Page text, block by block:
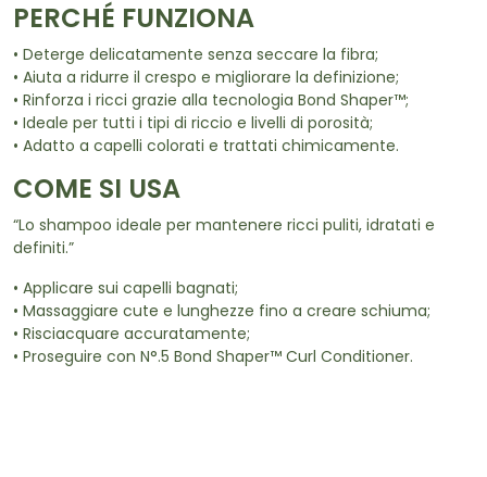
PERCHÉ FUNZIONA
• Deterge delicatamente senza seccare la fibra;
• Aiuta a ridurre il crespo e migliorare la definizione;
• Rinforza i ricci grazie alla tecnologia Bond Shaper™;
• Ideale per tutti i tipi di riccio e livelli di porosità;
• Adatto a capelli colorati e trattati chimicamente.
COME SI USA
“Lo shampoo ideale per mantenere ricci puliti, idratati e
definiti.”
• Applicare sui capelli bagnati;
• Massaggiare cute e lunghezze fino a creare schiuma;
• Risciacquare accuratamente;
• Proseguire con N°.5 Bond Shaper™ Curl Conditioner.